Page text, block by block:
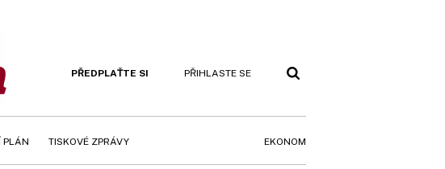
PŘEDPLAŤTE SI PŘIHLASTE SE
PLÁN TISKOVÉ ZPRÁVY EKONOM